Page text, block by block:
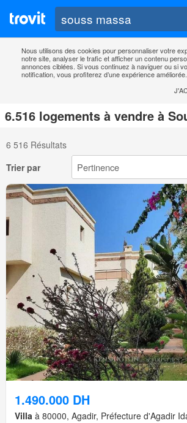
Nous utilisons des cookies pour personnaliser votre
notre site, analyser le trafic et afficher un contenu
annonces ciblées. Si vous continuez à naviguer ou si
notification, vous profiterez d’une expérience améliorée.
6.516 logements à vendre à
6 516 Résultats
Trier par
1.490.000 DH
Villa à 80000, Agadir, Préfecture d'Agadir